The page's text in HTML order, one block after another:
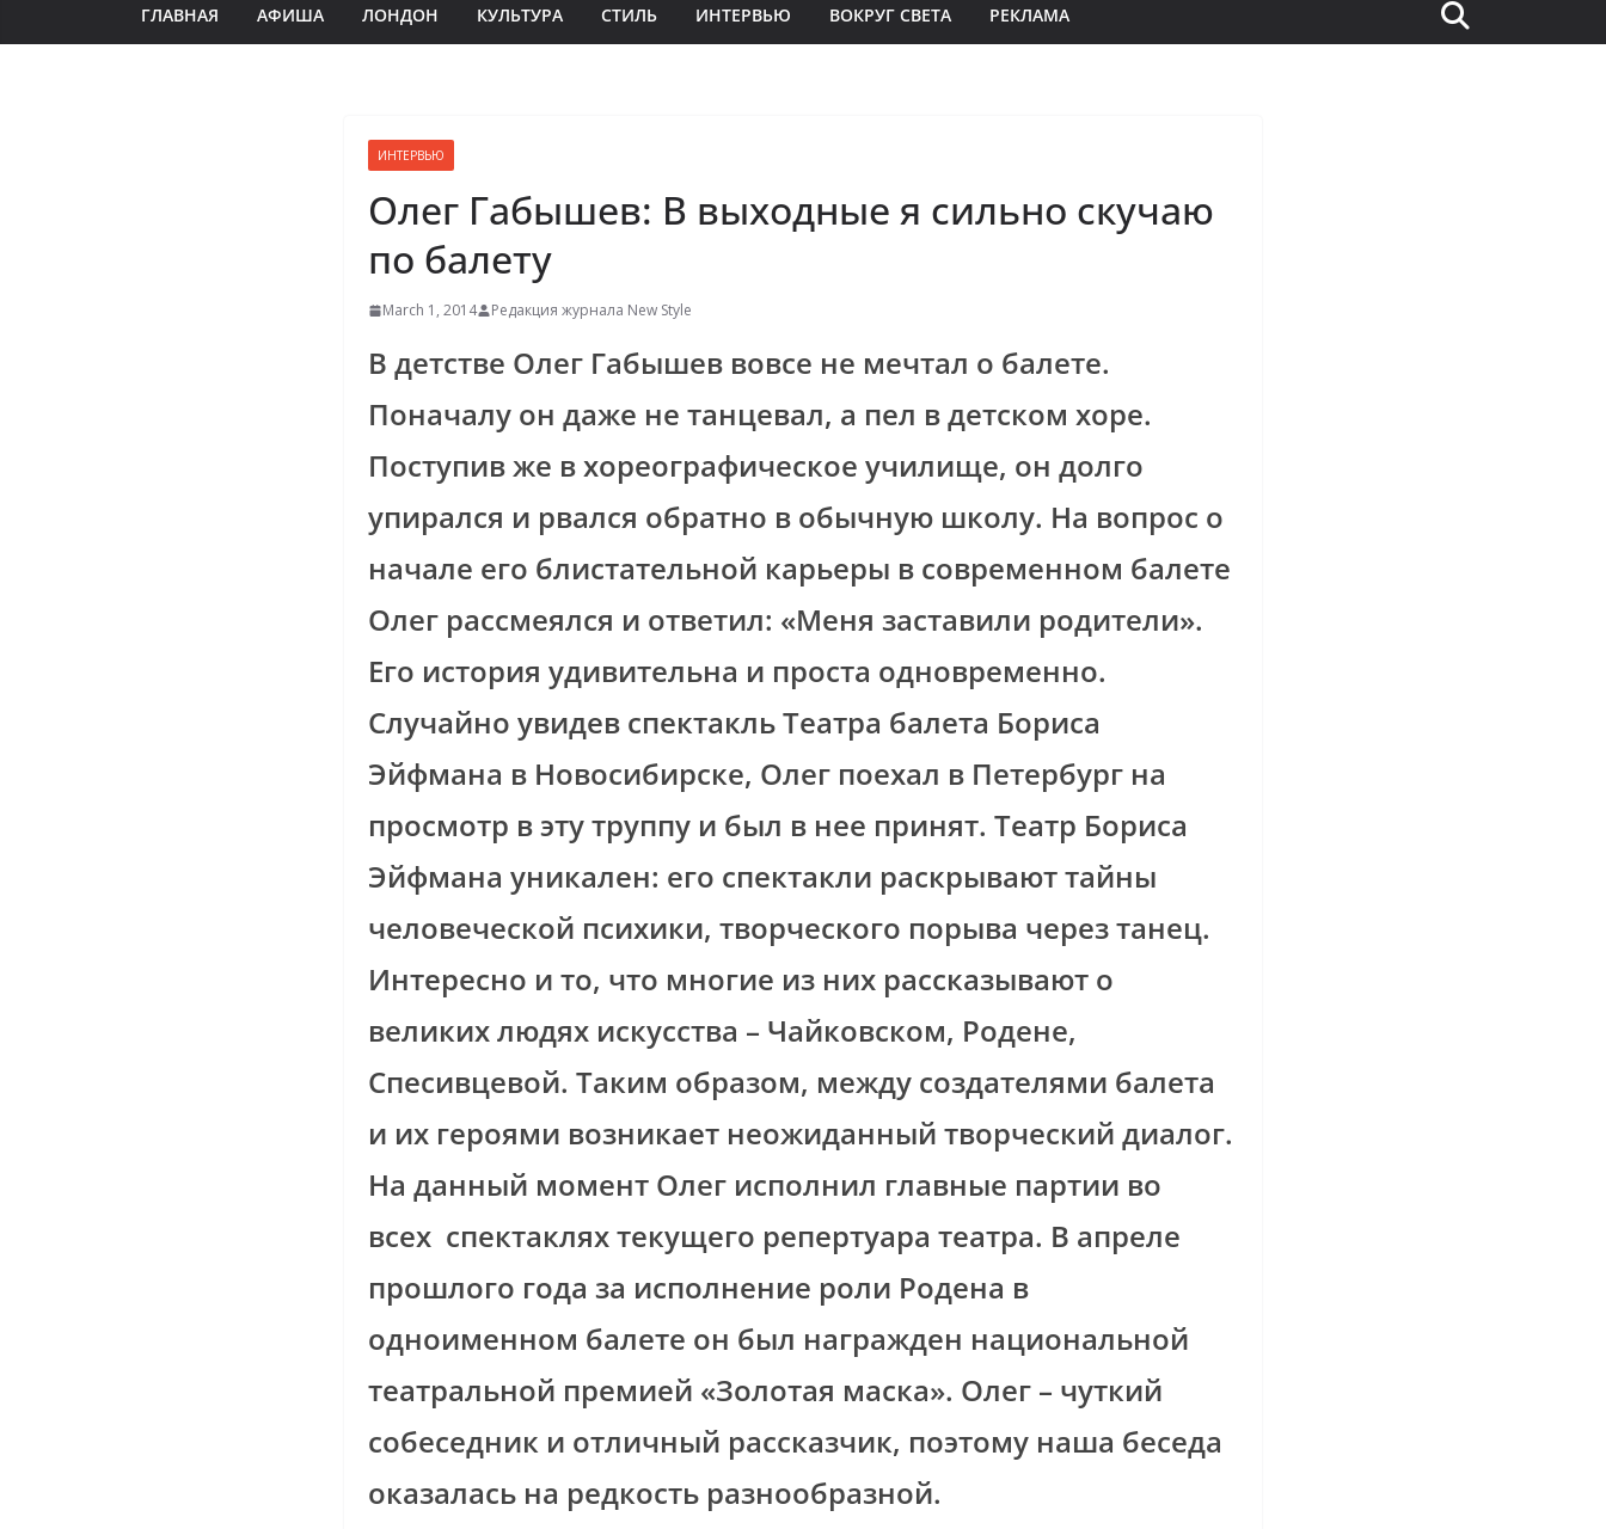
ГЛАВНАЯ АФИША ЛОНДОН КУЛЬТУРА СТИЛЬ ИНТЕРВЬЮ ВОКРУГ СВЕТА РЕКЛАМА
ИНТЕРВЬЮ
Олег Габышев: В выходные я сильно скучаю
по балету
March 1, 2014 Редакция журнала New Style
В детстве Олег Габышев вовсе не мечтал о балете.
Поначалу он даже не танцевал, а пел в детском хоре.
Поступив же в хореографическое училище, он долго
упирался и рвался обратно в обычную школу. На вопрос о
начале его блистательной карьеры в современном балете
Олег рассмеялся и ответил: «Меня заставили родители».
Его история удивительна и проста одновременно.
Случайно увидев спектакль Театра балета Бориса
Эйфмана в Новосибирске, Олег поехал в Петербург на
просмотр в эту труппу и был в нее принят. Театр Бориса
Эйфмана уникален: его спектакли раскрывают тайны
человеческой психики, творческого порыва через танец.
Интересно и то, что многие из них рассказывают о
великих людях искусства – Чайковском, Родене,
Спесивцевой. Таким образом, между создателями балета
и их героями возникает неожиданный творческий диалог.
На данный момент Олег исполнил главные партии во
всех спектаклях текущего репертуара театра. В апреле
прошлого года за исполнение роли Родена в
одноименном балете он был награжден национальной
театральной премией «Золотая маска». Олег – чуткий
собеседник и отличный рассказчик, поэтому наша беседа
оказалась на редкость разнообразной.